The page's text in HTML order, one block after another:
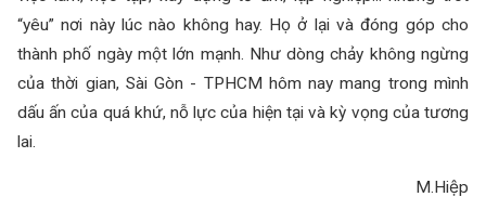
“yêu” nơi này lúc nào không hay. Họ ở lại và đóng góp cho
thành phố ngày một lớn mạnh. Như dòng chảy không ngừng
của thời gian, Sài Gòn - TPHCM hôm nay mang trong mình
dấu ấn của quá khứ, nỗ lực của hiện tại và kỳ vọng của tương
lai.
M.Hiệp